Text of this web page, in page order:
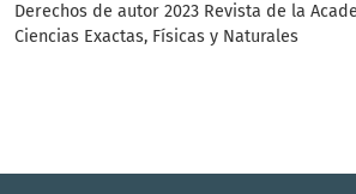
Derechos de autor 2023 Revista de la
Ciencias Exactas, Físicas y Naturales